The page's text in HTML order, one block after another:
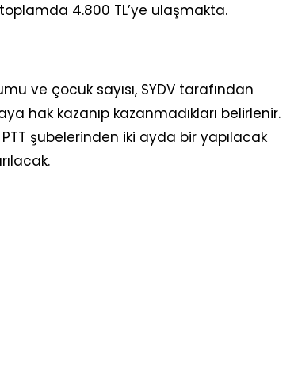
4.800 TL’ye ulaşmakta.
ve çocuk sayısı, SYDV tarafından
hak kazanıp kazanmadıkları belirlenir.
şubelerinden iki ayda bir yapılacak